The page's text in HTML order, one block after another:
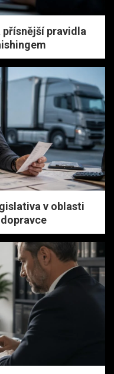
přísnější pravidla
v oblasti